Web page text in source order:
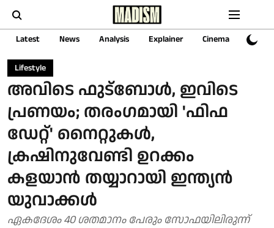
Latest News Analysis Explainer Cinema Sports
Lifestyle
അവിടെ ഫുട്‌ബോള്‍, ഇവിടെ
പ്രണയം; തരംഗമായി 'ഫിഫ
ഡേറ്റ്' നൈറ്റുകള്‍,
ക്രഷിനുവേണ്ടി ഉറക്കം
കളയാന്‍ തയ്യാറായി ഇന്ത്യന്‍
യുവാക്കള്‍
ഏകദേശം 40 ശതമാനം പേരും സോഫയിലിരുന്ന്